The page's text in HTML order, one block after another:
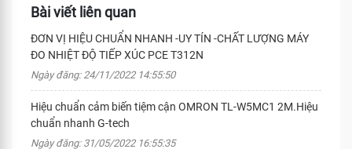
Bài viết liên quan
ĐƠN VỊ HIỆU CHUẨN NHANH -UY TÍN -CHẤT LƯỢNG MÁY
ĐO NHIỆT ĐỘ TIẾP XÚC PCE T312N
Ngày đăng: 24/11/2022 14:55:50
Hiệu chuẩn cảm biến tiệm cận OMRON TL-W5MC1 2M.Hiệu
chuẩn nhanh G-tech
Ngày đăng: 31/05/2022 16:55:35